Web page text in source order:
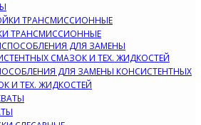
ТРАНСМИССИОННЫЕ
ДЛЯ ЗАМЕНЫ КОНСИСТЕНТНЫХ
И ТЕХ. ЖИДКОСТЕЙ